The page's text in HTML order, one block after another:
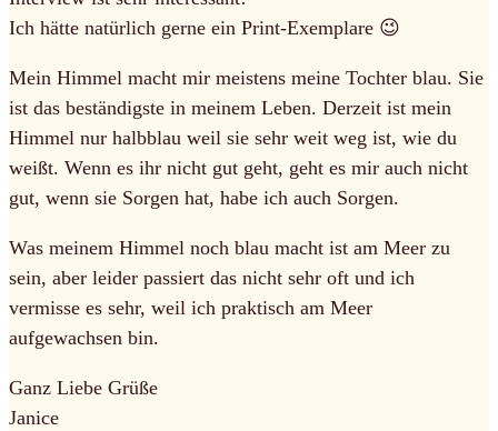
Ich hätte natürlich gerne ein Print-Exemplare 😉
Mein Himmel macht mir meistens meine Tochter blau. Sie
ist das beständigste in meinem Leben. Derzeit ist mein
Himmel nur halbblau weil sie sehr weit weg ist, wie du
weißt. Wenn es ihr nicht gut geht, geht es mir auch nicht
gut, wenn sie Sorgen hat, habe ich auch Sorgen.
Was meinem Himmel noch blau macht ist am Meer zu
sein, aber leider passiert das nicht sehr oft und ich
vermisse es sehr, weil ich praktisch am Meer
aufgewachsen bin.
Ganz Liebe Grüße
Janice